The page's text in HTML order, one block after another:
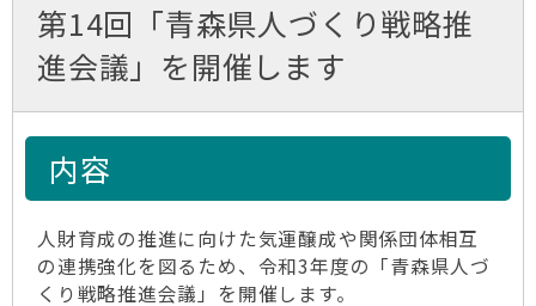
第14回「青森県人づくり戦略推
進会議」を開催します
内容
人財育成の推進に向けた気運醸成や関係団体相互
の連携強化を図るため、令和3年度の「青森県人づ
くり戦略推進会議」を開催します。